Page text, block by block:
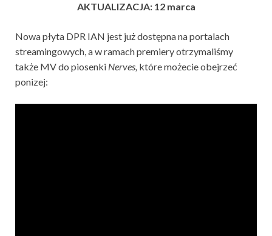
AKTUALIZACJA: 12 marca
Nowa płyta DPR IAN jest już dostępna na portalach
streamingowych, a w ramach premiery otrzymaliśmy
także MV do piosenki Nerves, które możecie obejrzeć
ponizej: